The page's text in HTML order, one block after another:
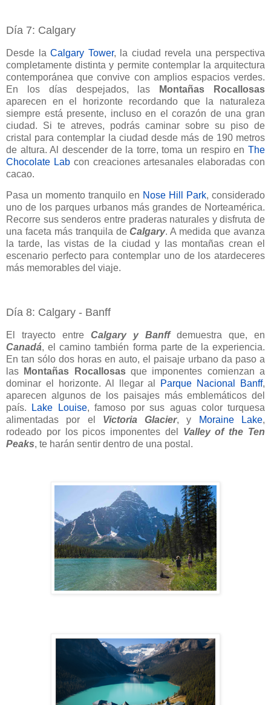
Día 7: Calgary
Desde la Calgary Tower, la ciudad revela una perspectiva
completamente distinta y permite contemplar la arquitectura
contemporánea que convive con amplios espacios verdes.
En los días despejados, las
Montañas Rocallosas
aparecen en el horizonte recordando que la naturaleza
siempre está presente, incluso en el corazón de una gran
ciudad. Si te atreves, podrás caminar sobre su piso de
cristal para contemplar la ciudad desde más de 190 metros
de altura. Al descender de la torre, toma un respiro en The
Chocolate Labcon creaciones artesanales elaboradas con
cacao.
Pasa un momento tranquilo en Nose Hill Park, considerado
uno de los parques urbanos más grandes de Norteamérica.
Recorre sus senderos entre praderas naturales y disfruta de
una faceta más tranquila deCalgary. A medida que avanza
la tarde, las vistas de la ciudad y las montañas crean el
escenario perfecto para contemplar uno de los atardeceres
más memorables del viaje.
Día 8: Calgary - Banff
El trayecto entre Calgary y Banffdemuestra que, en
Canadá, el camino también forma parte de la experiencia.
En tan sólo dos horas en auto, el paisaje urbano da paso a
las
Montañas Rocallosasque imponentes comienzan a
dominar el horizonte. Al llegar al
Parque Nacional Banff,
aparecen algunos de los paisajes más emblemáticos del
país.
Lake Louise, famoso por sus aguas color turquesa
alimentadas por el Victoria Glacier, y Moraine Lake,
rodeado por los picos imponentes del Valley of the Ten
Peaks, te harán sentir dentro de una postal.